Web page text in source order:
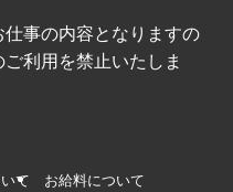
事の内容となりますの
利用を禁止いたしま
て お給料について